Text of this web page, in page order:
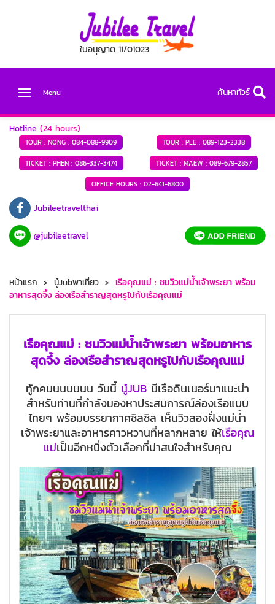
ใบอนุญาต 11/01023
Menu ค้นหาทัวร์
Hotline (24 hours)
TOUR : NONG : 084-088-9909 TOUR : PLE : 089-123-2338
TICKET : PHEN :086-337-3474 TICKET : MAEW : 089-679-2857
OFFICE HOURS : 02-641-6800
Jubileetravelthai
@jubileetravel
หน้าแรก นู๋Jubพาเที่ยว
เรือคุณแม่ : ชมวิวแม่น้ำเจ้าพระยา พร้อม
อาหารสุดจึ้ง ล่องเรือสำราญสุดหรูไปกับเรือคุณแม่
เรือคุณแม่ : ชมวิวแม่น้ำเจ้าพระยา พร้อมอาหาร
สุดจึ้ง ล่องเรือสำราญสุดหรูไปกับเรือคุณแม่
ทู้กคนนนนนนน วันนี้ นู๋JUB มีเรือดินเนอร์มาแนะนำ
สำหรับท่านที่กำลังมองหาประสบการณ์ล่องเรือแบบ
ไทยๆ พร้อมบรรยากาศชิลชิล เห็นวิวสองฝั่งแม่น้ำ
เจ้าพระยาและอาหารคาวหวานที่หลากหลาย ให้เรือคุณ
แม่เป็นอีกหนึ่งตัวเลือกที่น่าสนใจสำหรับคุณ